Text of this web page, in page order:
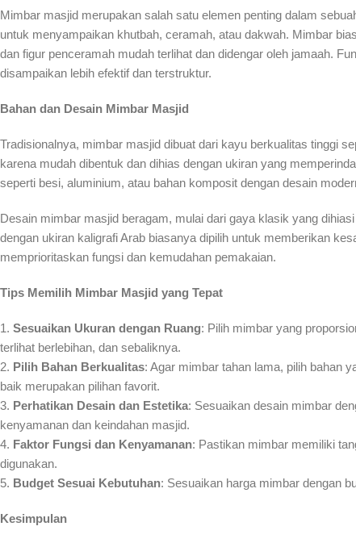
Mimbar masjid merupakan salah satu elemen penting dalam
untuk menyampaikan khutbah, ceramah, atau dakwah. Mimbar
dan figur penceramah mudah terlihat dan didengar oleh jamaah.
disampaikan lebih efektif dan terstruktur.
Bahan dan Desain Mimbar Masjid
Tradisionalnya, mimbar masjid dibuat dari kayu berkualitas tinggi
karena mudah dibentuk dan dihias dengan ukiran yang
seperti besi, aluminium, atau bahan komposit dengan desain
Desain mimbar masjid beragam, mulai dari gaya klasik yang
dengan ukiran kaligrafi Arab biasanya dipilih untuk memberikan
memprioritaskan fungsi dan kemudahan pemakaian.
Tips Memilih Mimbar Masjid yang Tepat
1. Sesuaikan Ukuran dengan Ruang: Pilih mimbar yang
terlihat berlebihan, dan sebaliknya.
2. Pilih Bahan Berkualitas: Agar mimbar tahan lama, pilih bahan
baik merupakan pilihan favorit.
3. Perhatikan Desain dan Estetika: Sesuaikan desain mimbar
kenyamanan dan keindahan masjid.
4. Faktor Fungsi dan Kenyamanan: Pastikan mimbar memiliki
digunakan.
5. Budget Sesuai Kebutuhan: Sesuaikan harga mimbar dengan
Kesimpulan